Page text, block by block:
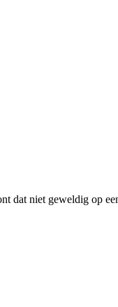
niet geweldig op